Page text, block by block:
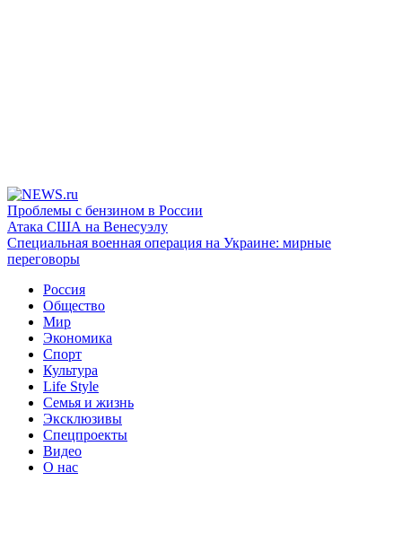
Проблемы с бензином в России
Атака США на Венесуэлу
Специальная военная операция на Украине: мирные
переговоры
Россия
Общество
Мир
Экономика
Спорт
Культура
Life Style
Семья и жизнь
Эксклюзивы
Спецпроекты
Видео
О нас